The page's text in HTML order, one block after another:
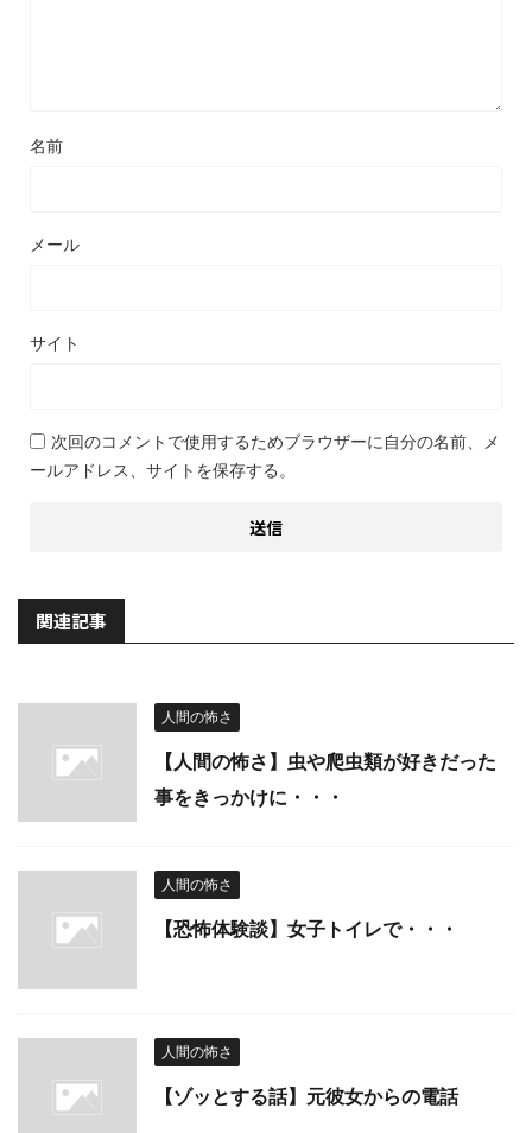
名前
メール
サイト
次回のコメントで使用するためブラウザーに自分の名前、メ
ールアドレス、サイトを保存する。
関連記事
人間の怖さ
【人間の怖さ】虫や爬虫類が好きだった
事をきっかけに・・・
人間の怖さ
【恐怖体験談】女子トイレで・・・
人間の怖さ
【ゾッとする話】元彼女からの電話